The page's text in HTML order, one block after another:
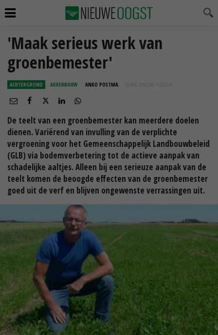
'Maak serieus werk van
groenbemester'
ACHTERGROND AKKERBOUW ANKO POSTMA 02 AUG 2016 OM 11:02
De teelt van een groenbemester kan meerdere doelen
dienen. Variërend van invulling van de verplichte
vergroening voor het Gemeenschappelijk Landbouwbeleid
(GLB) via bodemverbetering tot de actieve aanpak van
schadelijke aaltjes. Alleen bij een serieuze aanpak van de
teelt komen de beoogde effecten van de groenbemester
goed uit de verf en blijven ongewenste verrassingen uit.